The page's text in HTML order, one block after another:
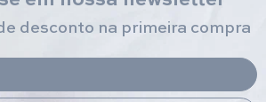
desconto na primeira compra